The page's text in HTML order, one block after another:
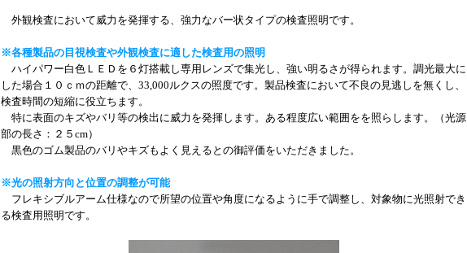
外観検査において威力を発揮する、強力なバー状タイプの検査照明です。
※各種製品の目視検査や外観検査に適した検査用の照明
ハイパワー白色ＬＥＤを６灯搭載し専用レンズで集光し、強い明るさが得られます。調光最大に
した場合１０ｃｍの距離で、33,000ルクスの照度です。製品検査において不良の見逃しを無くし、
検査時間の短縮に役立ちます。
特に表面のキズやバリ等の検出に威力を発揮します。ある程度広い範囲をを照らします。（光源
部の長さ：２５cm）
黒色のゴム製品のバリやキズもよく見えるとの御評価をいただきました。
※光の照射方向と位置の調整が可能
フレキシブルアーム仕様なので所望の位置や角度になるように手で調整し、対象物に光照射でき
る検査用照明です。